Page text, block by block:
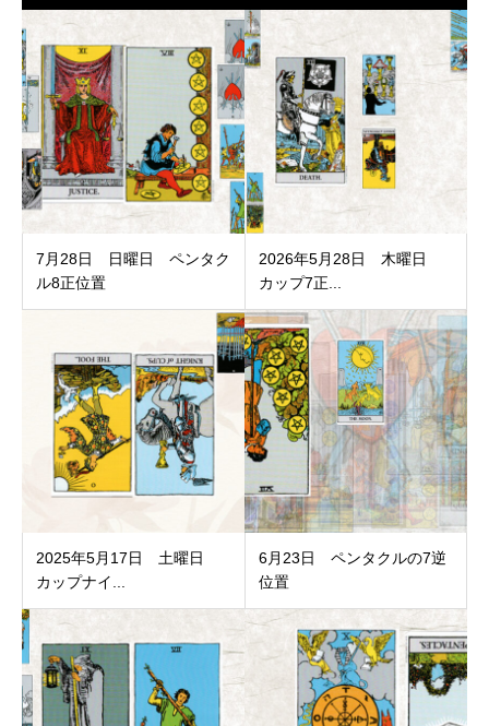
7月28日 日曜日 ペンタク
ル8正位置
2026年5月28日 木曜日
カップ7正...
2025年5月17日 土曜日
カップナイ...
6月23日 ペンタクルの7逆
位置